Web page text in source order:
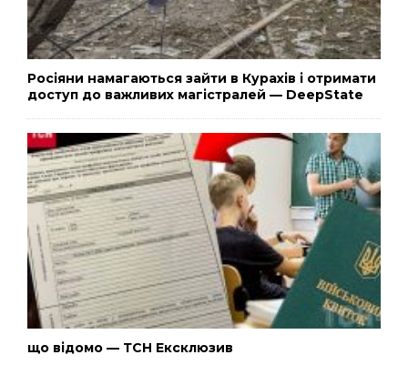
Росіяни намагаються зайти в Курахів і отримати
доступ до важливих магістралей — DeepState
що відомо — ТСН Ексклюзив